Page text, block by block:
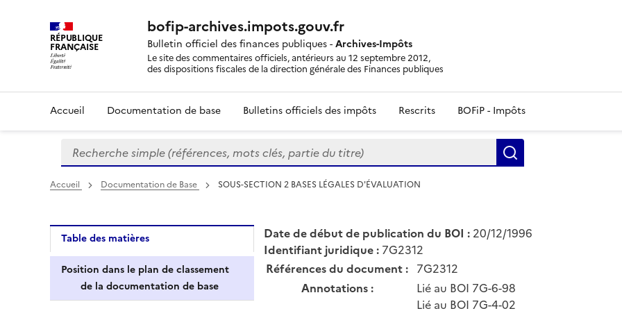
RÉPUBLIQUE
FRANÇAISE
bofip-archives.impots.gouv.fr
Bulletin officiel des finances publiques -Archives-Impôts
Le site des commentaires officiels, antérieurs au 12 septembre 2012,
des dispositions fiscales de la direction générale des Finances publiques
Accueil Documentation de base Bulletins officiels des impôts Rescrits BOFiP - Impôts
Formulaire
de
recherche
Recherche simple (références, mots clés, partie du titre)
Accueil Documentation de Base SOUS-SECTION 2 BASES LÉGALES D'ÉVALUATION
Table des matières
Position dans le plan de classement
de la documentation de base
Date de début de publication du BOI : 20/12/1996
Identifiant juridique : 7G2312
Références du document : 7G2312
Annotations :
Lié au BOI 7G-6-98
Lié au BOI 7G-4-02